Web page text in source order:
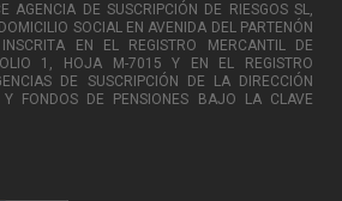
AGENCIA DE SUSCRIPCIÓN DE RIESGOS SL,
SOCIAL EN AVENIDA DEL PARTENÓN
EN EL REGISTRO MERCANTIL DE
1, HOJA M-7015 Y EN EL REGISTRO
DE SUSCRIPCIÓN DE LA DIRECCIÓN
Y FONDOS DE PENSIONES BAJO LA CLAVE